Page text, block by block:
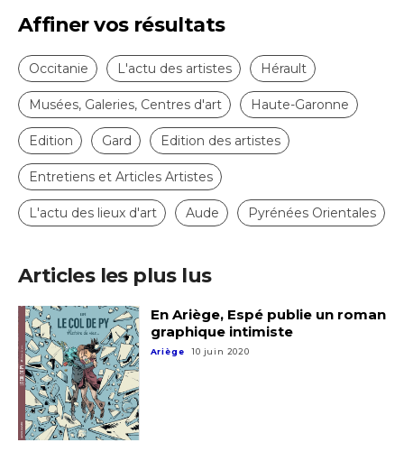
Affiner vos résultats
Occitanie L'actu des artistes Hérault
Musées, Galeries, Centres d'art Haute-Garonne
Edition Gard Edition des artistes
Entretiens et Articles Artistes
L'actu des lieux d'art Aude Pyrénées Orientales
Articles les plus lus
En Ariège, Espé publie un roman
graphique intimiste
Ariège 10 juin 2020